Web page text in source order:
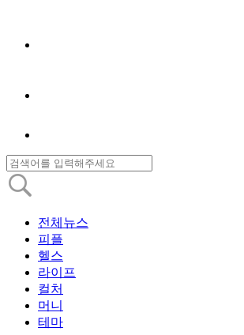
전체뉴스
피플
헬스
라이프
컬처
머니
테마